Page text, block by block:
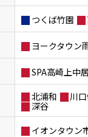
つくば竹園
ヨークタウン
SPA高崎上中居
北浦和 川
深谷
イオンタウン